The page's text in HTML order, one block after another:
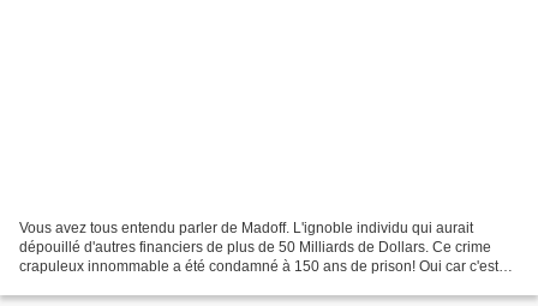
Vous avez tous entendu parler de Madoff. L'ignoble individu qui aurait
dépouillé d'autres financiers de plus de 50 Milliards de Dollars. Ce crime
crapuleux innommable a été condamné à 150 ans de prison! Oui car c'est